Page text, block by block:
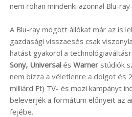
nem rohan mindenki azonnal Blu-
A Blu-ray mögött állókat már az is
gazdasági visszaesés csak
hatást gyakorol a
Sony, Universal és Warner stúdiók
nem bízza a véletlenre a dolgot és
milliárd Ft) TV- és mozi kampányt
beleverjék a formátum előnyeit az
fejébe.